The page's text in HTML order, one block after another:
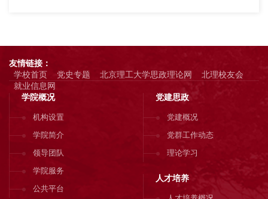
友情链接：
学校首页
党史专题 北京理工大学思政理论网
北理校友会
就业信息网
学院概况
机构设置
学院简介
领导团队
学院服务
公共平台
党建思政
党建概况
党群工作动态
理论学习
人才培养